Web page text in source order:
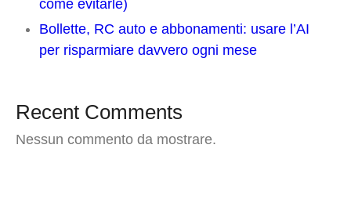
come evitarle)
Bollette, RC auto e abbonamenti: usare l’AI
per risparmiare davvero ogni mese
Recent Comments
Nessun commento da mostrare.